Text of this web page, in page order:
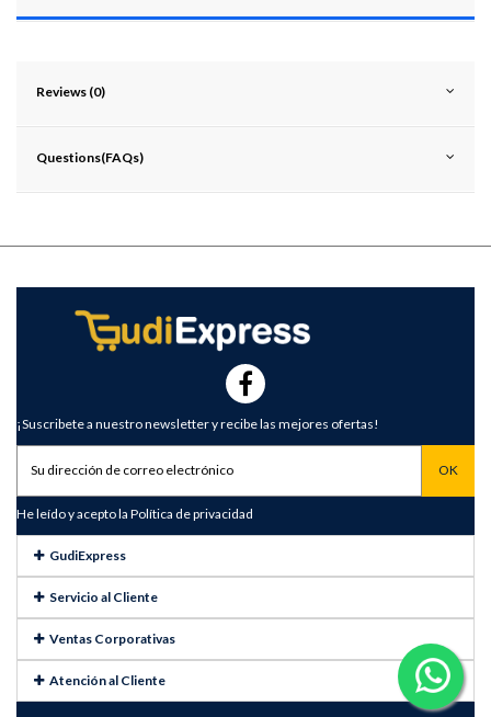
Reviews (0)
Questions(FAQs)
¡Suscribete a nuestro newsletter y recibe las mejores ofertas!
He leído y acepto la Política de privacidad
GudiExpress
Servicio al Cliente
Ventas Corporativas
Atención al Cliente